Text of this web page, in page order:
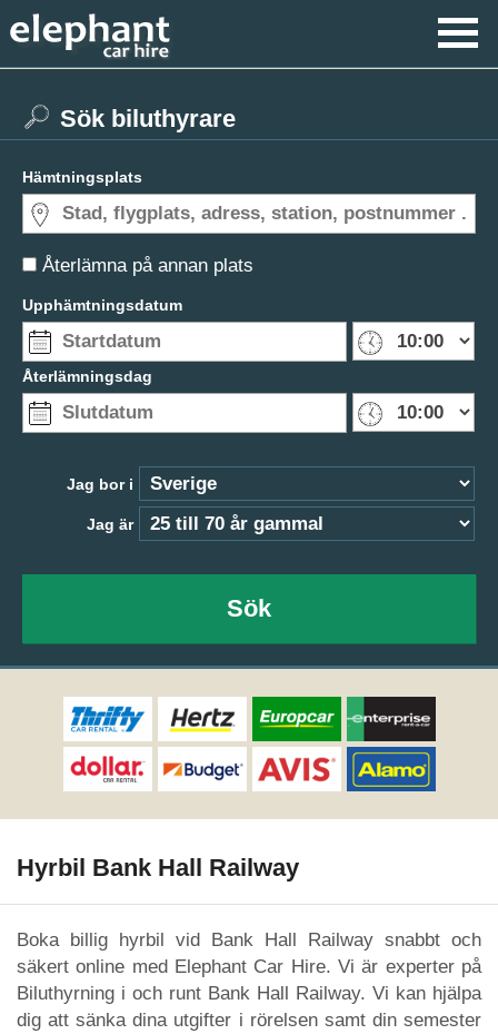
Återlämna på annan plats
Sök biluthyrare
Hämtningsplats
Upphämtningsdatum
Återlämningsdag
Jag bor i
Jag är
Sök
Hyrbil Bank Hall Railway
Boka billig hyrbil vid Bank Hall Railway snabbt och
säkert online med Elephant Car Hire. Vi är experter på
Biluthyrning i och runt Bank Hall Railway. Vi kan hjälpa
dig att sänka dina utgifter i rörelsen samt din semester